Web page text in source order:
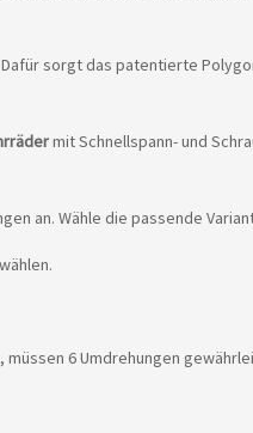
sorgt das patentierte
mit Schnellspann- und
an. Wähle die passende
6 Umdrehungen